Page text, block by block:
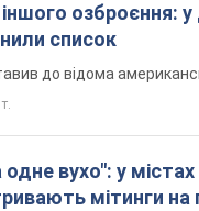
іншого озброєння:
список
до відома
вухо": у містах
мітинги на